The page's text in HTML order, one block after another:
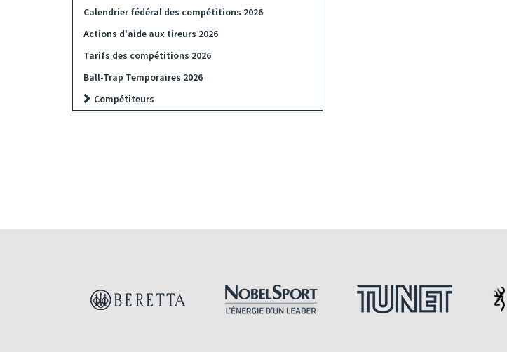
Calendrier fédéral des compétitions 2026
Actions d'aide aux tireurs 2026
Tarifs des compétitions 2026
Ball-Trap Temporaires 2026
Compétiteurs